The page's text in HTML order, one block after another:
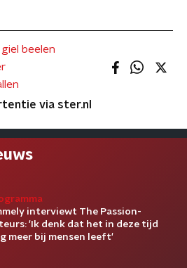
giel beelen
via ster.nl
interviewt The Passion-
'Ik denk dat het in deze tijd
meer bij mensen leeft'